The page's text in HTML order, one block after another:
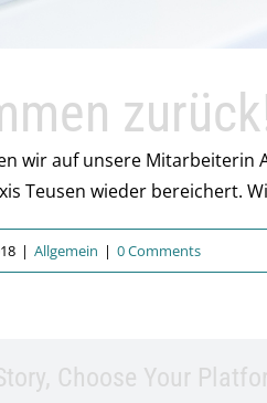
wir auf unsere Mitarbeiterin
Teusen wieder bereichert.
| Allgemein | 0 Comments
Choose Your